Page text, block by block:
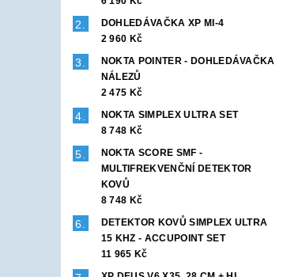
DOHLEDÁVAČKA XP MI-4
2 960 Kč
NOKTA POINTER - DOHLEDÁVAČKA
NÁLEZŮ
2 475 Kč
NOKTA SIMPLEX ULTRA SET
8 748 Kč
NOKTA SCORE SMF -
MULTIFREKVENČNÍ DETEKTOR
KOVŮ
8 748 Kč
DETEKTOR KOVŮ SIMPLEX ULTRA
15 KHZ - ACCUPOINT SET
11 965 Kč